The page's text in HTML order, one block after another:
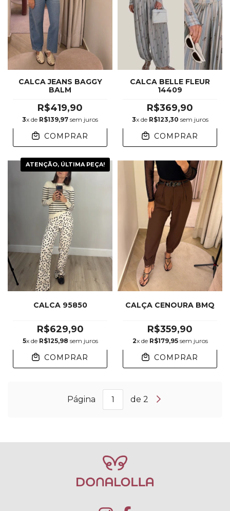
CALCA JEANS BAGGY
BALM
R$419,90
3x de R$139,97 sem juros
COMPRAR
CALCA BELLE FLEUR
14409
R$369,90
3x de R$123,30 sem juros
COMPRAR
ATENÇÃO, ÚLTIMA PEÇA!
CALCA 95850
R$629,90
5x de R$125,98 sem juros
COMPRAR
CALÇA CENOURA BMQ
R$359,90
2x de R$179,95sem juros
COMPRAR
Página de 2